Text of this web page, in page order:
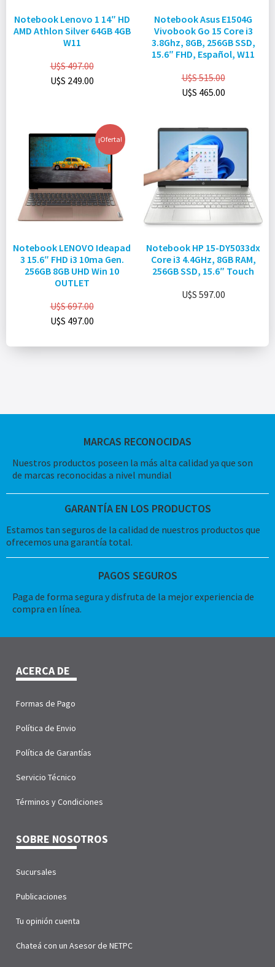
Notebook Lenovo 1 14″ HD
AMD Athlon Silver 64GB 4GB
W11
U$S497.00
U$S 249.00
Notebook Asus E1504G
Vivobook Go 15 Core i3
3.8Ghz, 8GB, 256GB SSD,
15.6″ FHD, Español, W11
U$S515.00
U$S 465.00
¡Oferta!
Notebook LENOVO Ideapad
3 15.6″ FHD i3 10ma Gen.
256GB 8GB UHD Win 10
OUTLET
U$S697.00
U$S 497.00
Notebook HP 15-DY5033dx
Core i3 4.4GHz, 8GB RAM,
256GB SSD, 15.6″ Touch
U$S 597.00
MARCAS RECONOCIDAS
Nuestros productos poseen la más alta calidad ya que son
de marcas reconocidas a nivel mundial
GARANTÍA EN LOS PRODUCTOS
Estamos tan seguros de la calidad de nuestros productos que
ofrecemos una garantía total.
PAGOS SEGUROS
Paga de forma segura y disfruta de la mejor experiencia de
compra en línea.
ACERCA DE
Formas de Pago
Política de Envio
Política de Garantías
Servicio Técnico
Términos y Condiciones
SOBRE NOSOTROS
Sucursales
Publicaciones
Tu opinión cuenta
Chateá con un Asesor de NETPC